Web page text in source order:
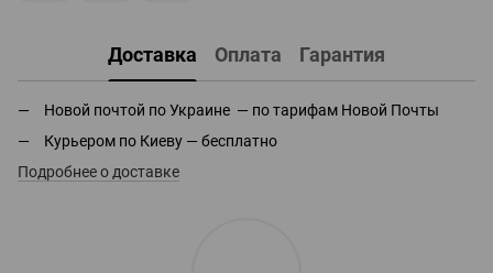
Доставка Оплата Гарантия
Новой почтой по Украине — по тарифам Новой Почты
Курьером по Киеву — бесплатно
Подробнее о доставке